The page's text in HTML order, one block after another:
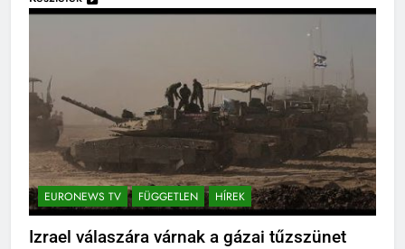
EURONEWS TV FÜGGETLEN HÍREK
Izrael válaszára várnak a gázai tűzszünet